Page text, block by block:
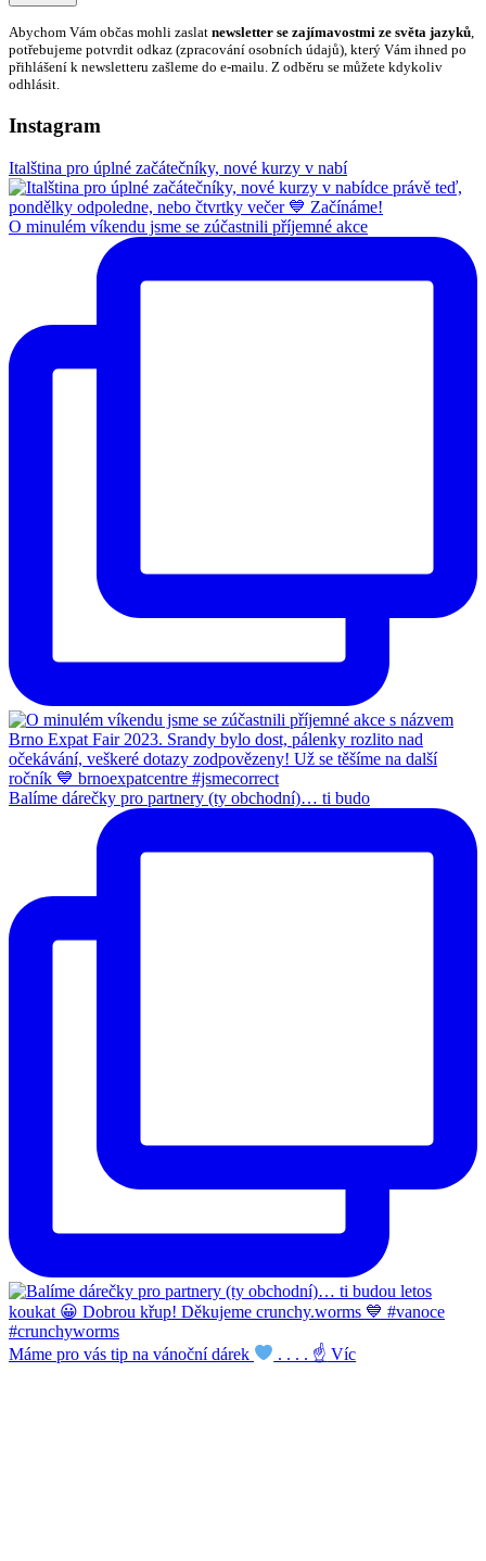
Abychom Vám občas mohli zaslat newsletter se zajímavostmi ze světa jazyků,
potřebujeme potvrdit odkaz (zpracování osobních údajů), který Vám ihned po
přihlášení k newsletteru zašleme do e-mailu. Z odběru se můžete kdykoliv
odhlásit.
Instagram
Italština pro úplné začátečníky, nové kurzy v nabí
O minulém víkendu jsme se zúčastnili příjemné akce
Balíme dárečky pro partnery (ty obchodní)… ti budo
Máme pro vás tip na vánoční dárek . . . . ☝ Víc